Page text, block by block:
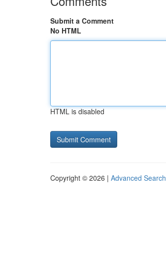
Submit a Comment
No HTML
HTML is disabled
Copyright © 2026 | Advanced Search